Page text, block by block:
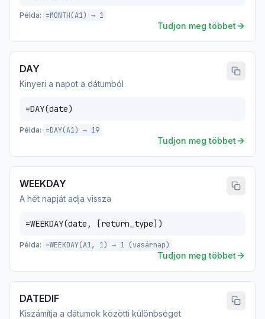
Példa: =MONTH(A1) → 1
Tudjon meg többet
DAY
Kinyeri a napot a dátumból
=DAY(date)
Példa: =DAY(A1) → 19
Tudjon meg többet
WEEKDAY
A hét napját adja vissza
=WEEKDAY(date, [return_type])
Példa: =WEEKDAY(A1, 1) → 1 (vasárnap)
Tudjon meg többet
DATEDIF
Kiszámítja a dátumok közötti különbséget